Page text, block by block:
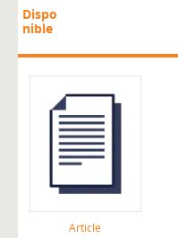
Dispo
nible
Article